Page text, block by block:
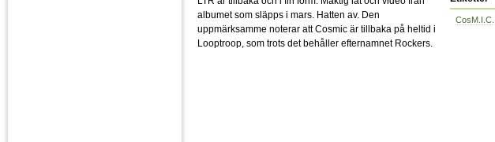
CosM.I.C.
albumet som släpps i mars. Hatten av. Den
uppmärksamme noterar att Cosmic är tillbaka på heltid i
Looptroop, som trots det behåller efternamnet Rockers.